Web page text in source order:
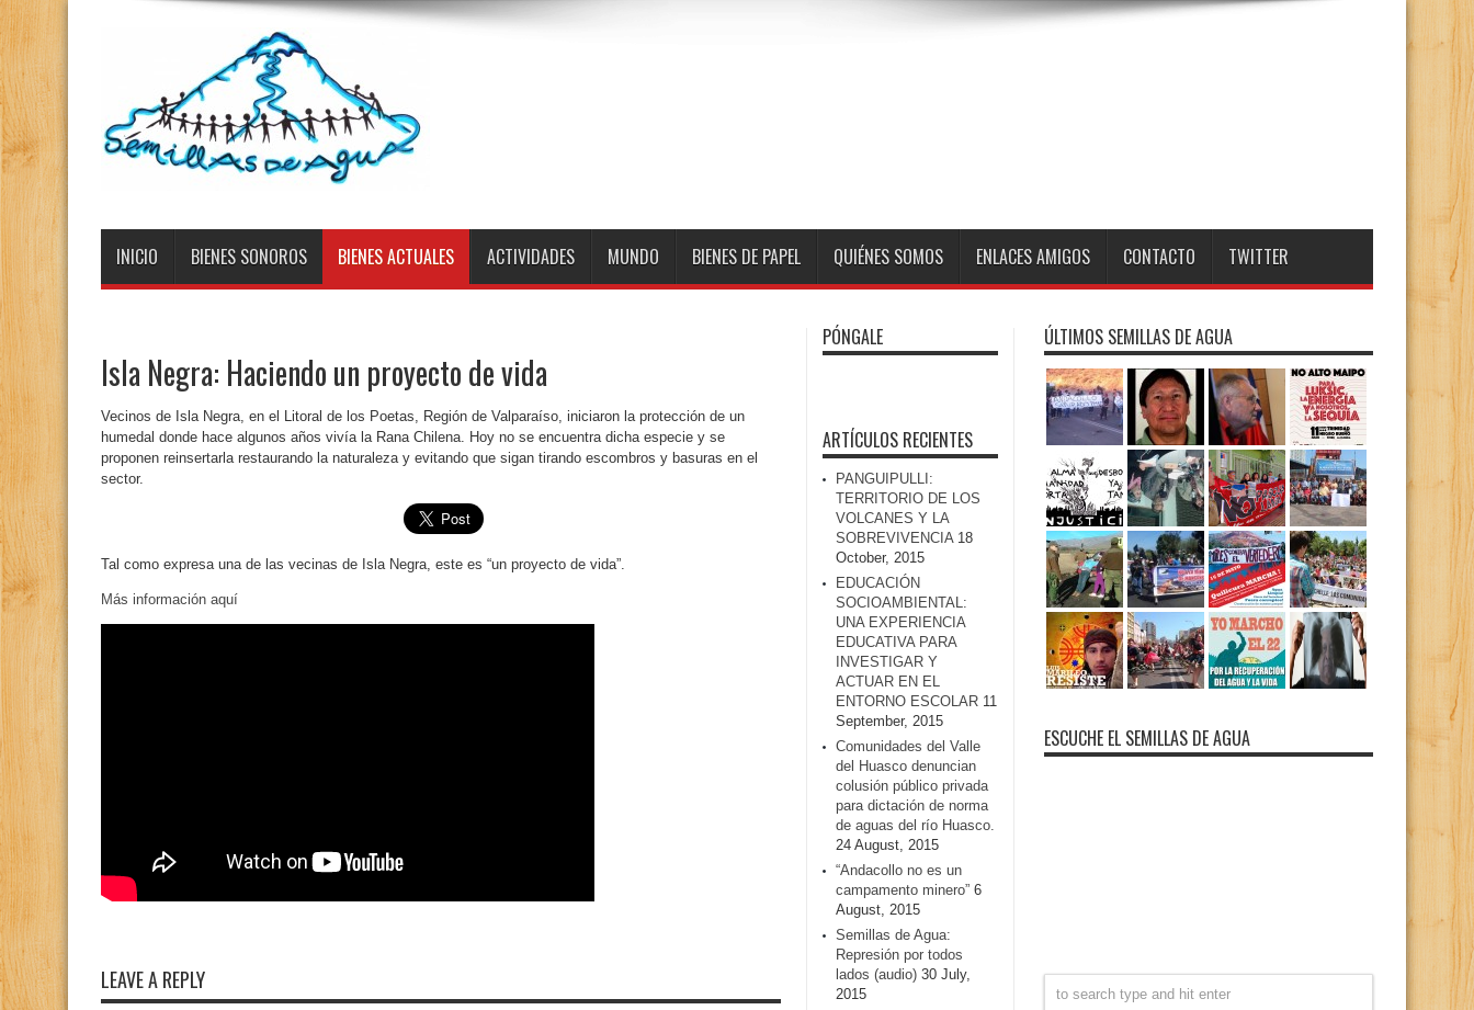
INICIO BIENES SONOROS BIENES ACTUALES ACTIVIDADES MUNDO BIENES DE PAPEL QUIÉNES SOMOS ENLACES AMIGOS CONTACTO TWITTER
Isla Negra: Haciendo un proyecto de vida
Vecinos de Isla Negra, en el Litoral de los Poetas, Región de Valparaíso, iniciaron la protección de un
humedal donde hace algunos años vivía la Rana Chilena. Hoy no se encuentra dicha especie y se
proponen reinsertarla restaurando la naturaleza y evitando que sigan tirando escombros y basuras en el
sector.
Tal como expresa una de las vecinas de Isla Negra, este es “un proyecto de vida”.
Más información aquí
LEAVE A REPLY
PÓNGALE
ARTÍCULOS RECIENTES
PANGUIPULLI:
TERRITORIO DE LOS
VOLCANES Y LA
SOBREVIVENCIA 18
October, 2015
EDUCACIÓN
SOCIOAMBIENTAL:
UNA EXPERIENCIA
EDUCATIVA PARA
INVESTIGAR Y
ACTUAR EN EL
ENTORNO ESCOLAR 11
September, 2015
Comunidades del Valle
del Huasco denuncian
colusión público privada
para dictación de norma
de aguas del río Huasco.
24 August, 2015
“Andacollo no es un
campamento minero” 6
August, 2015
Semillas de Agua:
Represión por todos
lados (audio) 30 July,
2015
ÚLTIMOS SEMILLAS DE AGUA
ESCUCHE EL SEMILLAS DE AGUA